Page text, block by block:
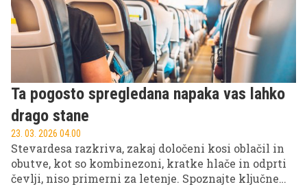
Ta pogosto spregledana napaka vas lahko
drago stane
23. 03. 2026 04.00
Stevardesa razkriva, zakaj določeni kosi oblačil in
obutve, kot so kombinezoni, kratke hlače in odprti
čevlji, niso primerni za letenje. Spoznajte ključne